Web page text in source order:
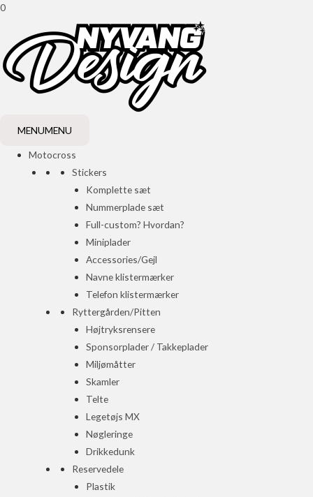
0
MENUMENU
Motocross
Stickers
Komplette sæt
Nummerplade sæt
Full-custom? Hvordan?
Miniplader
Accessories/Gejl
Navne klistermærker
Telefon klistermærker
Ryttergården/Pitten
Højtryksrensere
Sponsorplader / Takkeplader
Miljømåtter
Skamler
Telte
Legetøjs MX
Nøgleringe
Drikkedunk
Reservedele
Plastik